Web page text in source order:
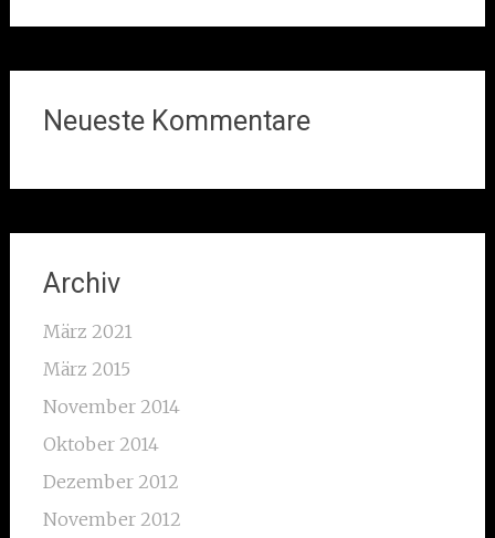
Neueste Kommentare
Archiv
März 2021
März 2015
November 2014
Oktober 2014
Dezember 2012
November 2012